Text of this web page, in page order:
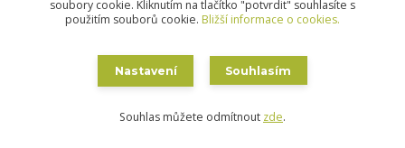
soubory cookie. Kliknutím na tlačítko "potvrdit" souhlasíte s
použitím souborů cookie. Bližší informace o cookies.
Nastavení Souhlasím
Souhlas můžete odmítnout zde.